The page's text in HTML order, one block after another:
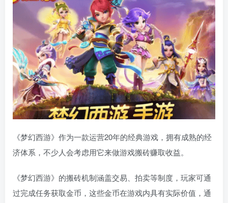
《梦幻西游》作为一款运营20年的经典游戏，拥有成熟的经
济体系，不少人会考虑用它来做游戏搬砖赚取收益。
《梦幻西游》的搬砖机制涵盖交易、拍卖等制度，玩家可通
过完成任务获取金币，这些金币在游戏内具有实际价值，通